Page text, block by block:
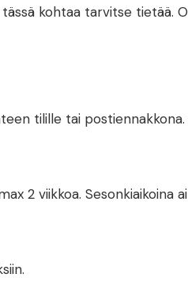
kohtaa tarvitse tietää.
tilille tai
2 viikkoa. Sesonkiaikoina